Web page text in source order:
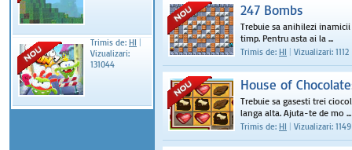
Trimis de: HI
Vizualizari:
131044
247 Bombs
Trebuie sa anihilezi
timp. Pentru asta ai la ...
Trimis de: HI Vizualizari: 1112
House of
Trebuie sa gasesti trei
langa alta. Ajuta-te de mo ...
Trimis de: HI Vizualizari: 1149